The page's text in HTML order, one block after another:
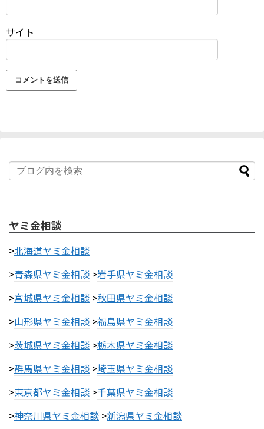
サイト
ヤミ金相談
>北海道ヤミ金相談
>青森県ヤミ金相談 >岩手県ヤミ金相談
>宮城県ヤミ金相談 >秋田県ヤミ金相談
>山形県ヤミ金相談 >福島県ヤミ金相談
>茨城県ヤミ金相談 >栃木県ヤミ金相談
>群馬県ヤミ金相談 >埼玉県ヤミ金相談
>東京都ヤミ金相談 >千葉県ヤミ金相談
>神奈川県ヤミ金相談 >新潟県ヤミ金相談